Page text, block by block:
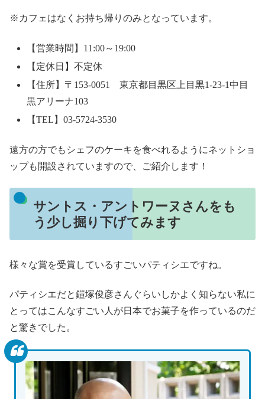
※カフェはなくお持ち帰りのみとなっています。
【営業時間】11:00～19:00
【定休日】不定休
【住所】〒153-0051 東京都目黒区上目黒1-23-1中目
黒アリーナ103
【TEL】03-5724-3530
遠方の方でもシェフのケーキを食べれるようにネットショ
ップも開設されていますので、ご紹介します！
サントス・アントワーヌさんをも
う少し掘り下げてみます
様々な賞を受賞しているすごいパティシエですね。
パティシエだと鎧塚俊彦さんぐらいしかよく知らない私に
とってはこんなすごい人が日本でお菓子を作っているのだ
と驚きでした。